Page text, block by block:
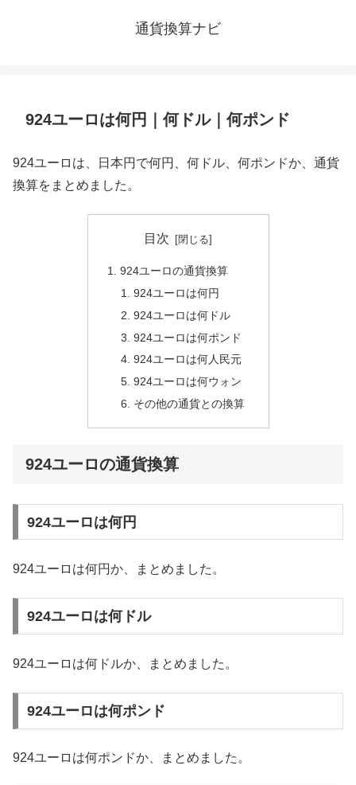
通貨換算ナビ
924ユーロは何円｜何ドル｜何ポンド
924ユーロは、日本円で何円、何ドル、何ポンドか、通貨
換算をまとめました。
目次
924ユーロの通貨換算
924ユーロは何円
924ユーロは何ドル
924ユーロは何ポンド
924ユーロは何人民元
924ユーロは何ウォン
その他の通貨との換算
924ユーロの通貨換算
924ユーロは何円
924ユーロは何円か、まとめました。
924ユーロは何ドル
924ユーロは何ドルか、まとめました。
924ユーロは何ポンド
924ユーロは何ポンドか、まとめました。